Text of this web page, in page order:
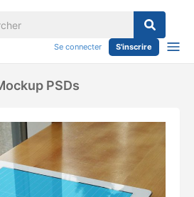
Se connecter S'inscrire
PSDs